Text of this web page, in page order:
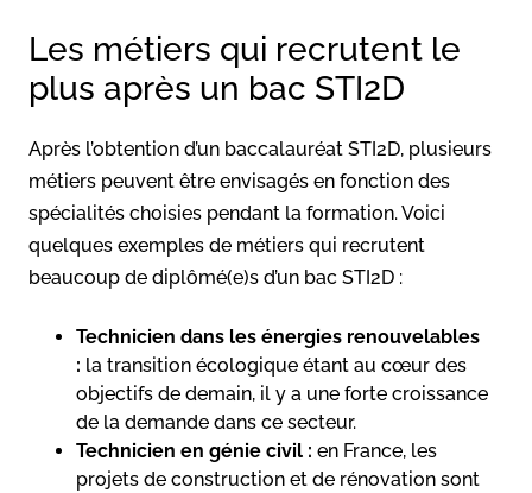
Les métiers qui recrutent le
plus après un bac STI2D
Après l’obtention d’un baccalauréat STI2D, plusieurs
métiers peuvent être envisagés en fonction des
spécialités choisies pendant la formation. Voici
quelques exemples de métiers qui recrutent
beaucoup de diplômé(e)s d’un bac STI2D :
Technicien dans les énergies renouvelables
: la transition écologique étant au cœur des
objectifs de demain, il y a une forte croissance
de la demande dans ce secteur.
Technicien en génie civil : en France, les
projets de construction et de rénovation sont